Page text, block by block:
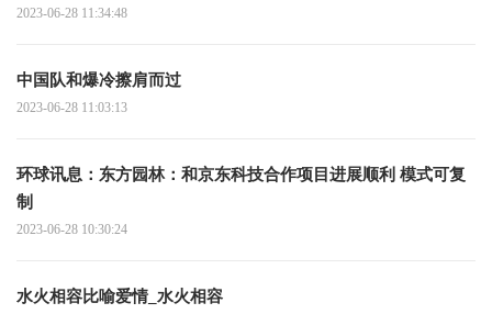
2023-06-28 11:34:48
中国队和爆冷擦肩而过
2023-06-28 11:03:13
环球讯息：东方园林：和京东科技合作项目进展顺利 模式可复
制
2023-06-28 10:30:24
水火相容比喻爱情_水火相容